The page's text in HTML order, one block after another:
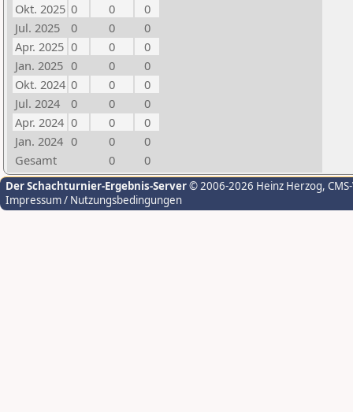
Okt. 2025 0 0
0
Jul. 2025
0 0
0
Apr. 2025 0 0
0
Jan. 2025 0 0
0
Okt. 2024 0 0
0
Jul. 2024
0 0
0
Apr. 2024 0 0
0
Jan. 2024 0 0
0
Gesamt
0 0
Der Schachturnier-Ergebnis-Server© 2006-2026 Heinz Herzog,
Impressum / Nutzungsbedingungen